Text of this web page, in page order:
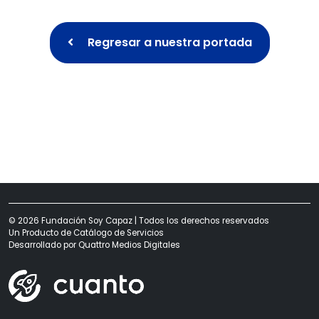
Regresar a nuestra portada
© 2026 Fundación Soy Capaz | Todos los derechos reservados
Un Producto deCatálogo de Servicios
Desarrollado porQuattro Medios Digitales